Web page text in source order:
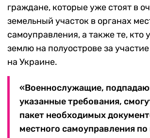
граждане, которые уже стоят в
земельный участок в органах
самоуправления, а также те, кто
землю на полуострове за
на Украине.
«Военнослужащие,
указанные требования,
пакет необходимых
местного самоуправления по